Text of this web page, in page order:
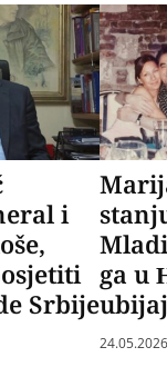
i
Srbije
ga u